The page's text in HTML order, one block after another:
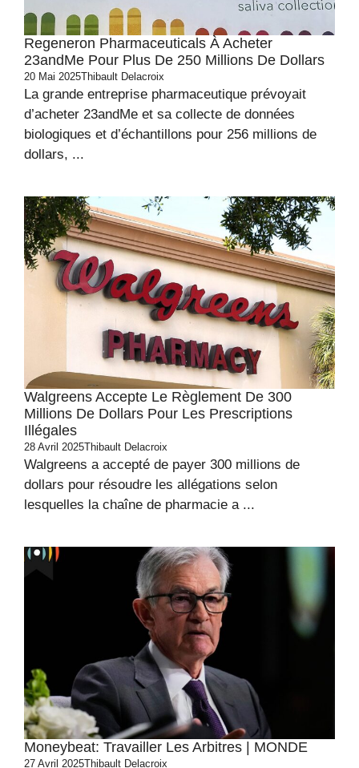
Regeneron Pharmaceuticals À Acheter
23andMe Pour Plus De 250 Millions De Dollars
20 Mai 2025Thibault Delacroix
La grande entreprise pharmaceutique prévoyait
d’acheter 23andMe et sa collecte de données
biologiques et d’échantillons pour 256 millions de
dollars, ...
Walgreens Accepte Le Règlement De 300
Millions De Dollars Pour Les Prescriptions
Illégales
28 Avril 2025Thibault Delacroix
Walgreens a accepté de payer 300 millions de
dollars pour résoudre les allégations selon
lesquelles la chaîne de pharmacie a ...
Moneybeat: Travailler Les Arbitres | MONDE
27 Avril 2025Thibault Delacroix